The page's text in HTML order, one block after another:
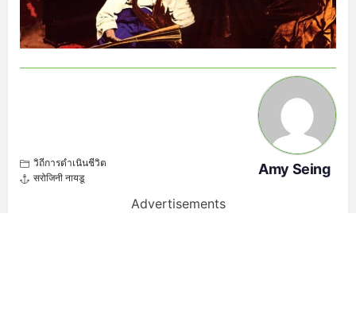
วิถีการดำเนินชีวิต
सरोजिनी नायडू
Amy Seing
Advertisements